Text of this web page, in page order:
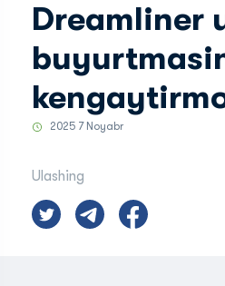
Dreamliner
2025 7 Noyabr
Ulashing